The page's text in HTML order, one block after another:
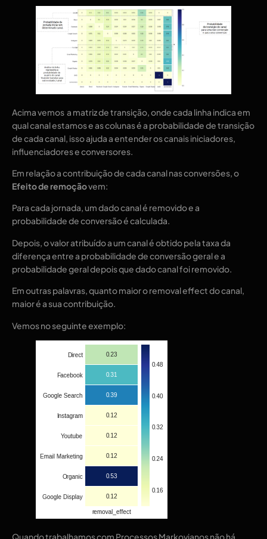
Acima vemos a matriz de transição, onde cada linha indica em
qual canal estamos e as colunas é a probabilidade de transição
de cada canal, isso ajuda a entender os canais iniciadores,
influenciadores e conversores.
Em relação a contribuição de cada canal nas conversões, o
Efeito de remoçãovem:
Para cada jornada, um dado canal é removido e a
probabilidade de conversão é calculada.
Depois, o valor atribuído a um canal é obtido pela taxa da
diferença entre a probabilidade de conversão geral e a
probabilidade geral depois que dado canal foi removido.
Em outras palavras, quanto maior o removal effect do canal,
maior é a sua contribuição.
Vemos no seguinte exemplo:
Quando trabalhamos com Processos Markovianos não há